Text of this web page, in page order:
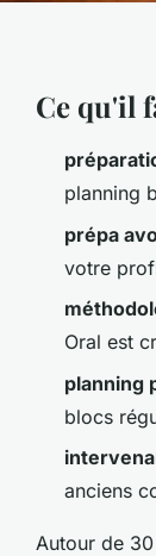
Ce qu'il
planning
prépa
votre
Oral est
planning
blocs
anciens
Autour de